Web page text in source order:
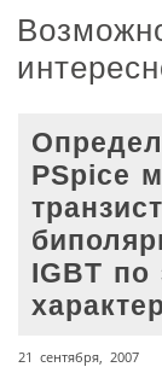
PSpice
IGBT по
21 сентября, 2007